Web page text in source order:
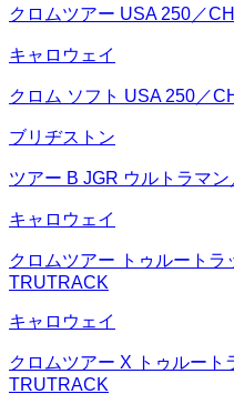
クロムツアー USA 250／
キャロウェイ
クロム ソフト USA 250／
ブリヂストン
ツアー B JGR ウルトラマ
キャロウェイ
クロムツアー トゥルート
TRUTRACK
キャロウェイ
クロムツアー X トゥルー
TRUTRACK